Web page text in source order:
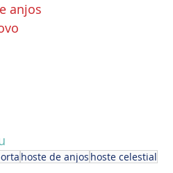
anjos
hoste de anjos hoste celestial